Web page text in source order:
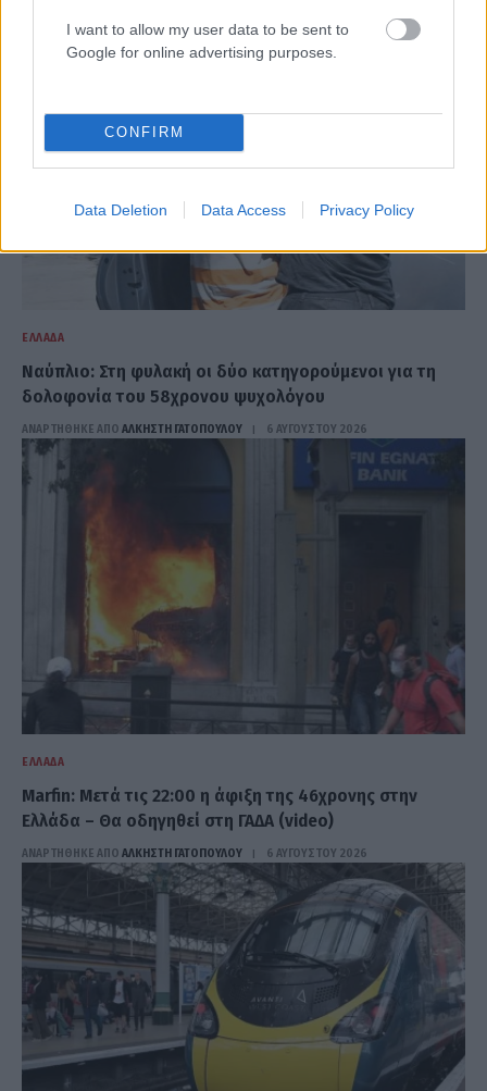
I want to allow my user data to be sent to
Google for online advertising purposes.
CONFIRM
Data Deletion Data Access Privacy Policy
ΕΛΛΆΔΑ
Ναύπλιο: Στη φυλακή οι δύο κατηγορούμενοι για τη
δολοφονία του 58χρονου ψυχολόγου
ΑΝΑΡΤΗΘΗΚΕ ΑΠΟ ΆΛΚΗΣΤΗ ΓΑΤΟΠΟΎΛΟΥ 6 ΑΥΓΟΎΣΤΟΥ 2026
ΕΛΛΆΔΑ
Marfin: Μετά τις 22:00 η άφιξη της 46χρονης στην
Ελλάδα – Θα οδηγηθεί στη ΓΑΔΑ (video)
ΑΝΑΡΤΗΘΗΚΕ ΑΠΟ ΆΛΚΗΣΤΗ ΓΑΤΟΠΟΎΛΟΥ 6 ΑΥΓΟΎΣΤΟΥ 2026